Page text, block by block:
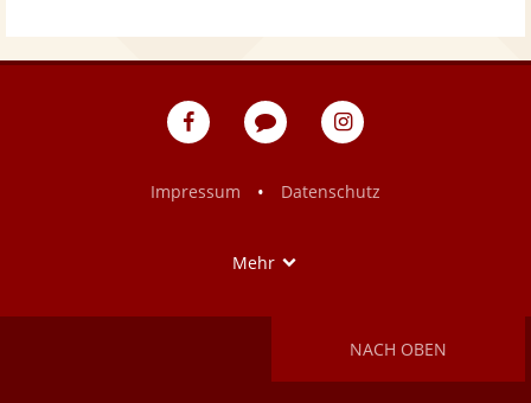
eventpeppers
Blog
eventpeppers
Impressum
• Datenschutz
Mehr
NACH OBEN